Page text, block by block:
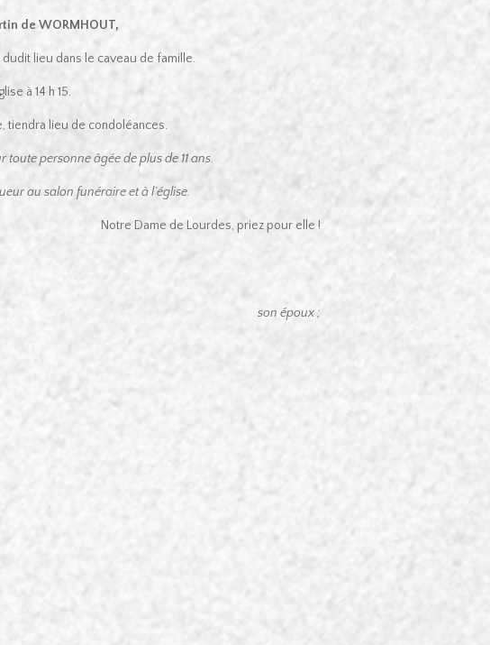
de WORMHOUT,
lieu dans le caveau de famille.
à 14 h 15.
tiendra lieu de condoléances.
personne âgée de plus de 11 ans.
au salon funéraire et à l’église.
Notre Dame de Lourdes, priez pour elle !
son époux ;